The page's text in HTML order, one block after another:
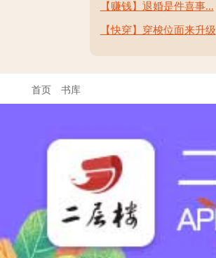
【赚钱】退婚是件喜事...
【快穿】穿梭位面来升级
首页 书库
在线时间: 9:00--21:00
商务合作: QQ 3222845513
E-mail: 32228455132@qq.com
京ICP备14038206号-1